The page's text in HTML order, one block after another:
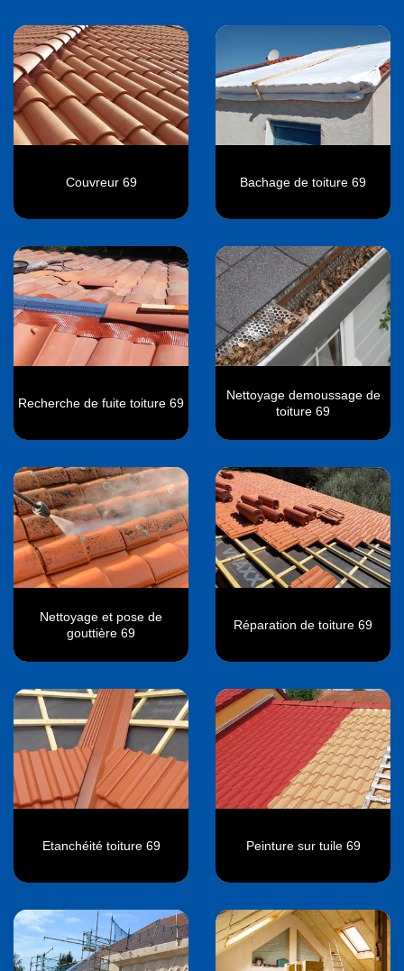
Couvreur 69 Bachage de toiture 69
Recherche de fuite toiture 69
Nettoyage demoussage de
toiture 69
Nettoyage et pose de
gouttière 69
Réparation de toiture 69
Etanchéité toiture 69 Peinture sur tuile 69